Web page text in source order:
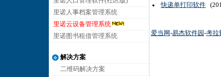
里诺人事档案管理系统
里诺云设备管理系统
里诺图书租借管理系统
解决方案
二维码解决方案
快递单打印软件
爱当网 -易杰软件园 -考拉